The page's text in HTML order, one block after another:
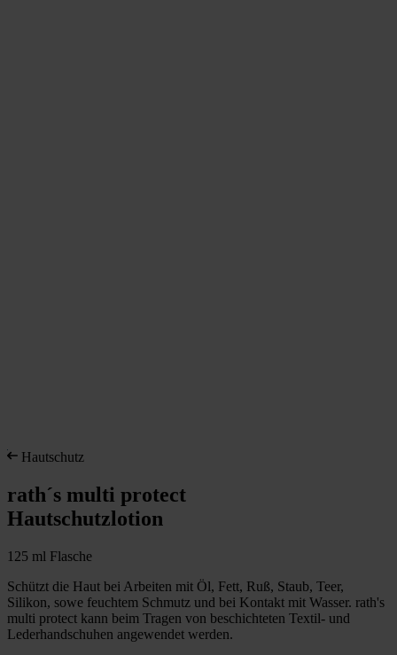
Hautschutz
rath´s multi protect
Hautschutzlotion
125 ml Flasche
Schützt die Haut bei Arbeiten mit Öl, Fett, Ruß, Staub, Teer,
Silikon, sowe feuchtem Schmutz und bei Kontakt mit Wasser. rath's
multi protect kann beim Tragen von beschichteten Textil- und
Lederhandschuhen angewendet werden.